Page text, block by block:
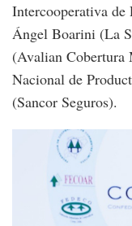
Intercooperativa
Ángel Boarini (La
(Avalian Cobertura
Nacional de
(Sancor Seguros).